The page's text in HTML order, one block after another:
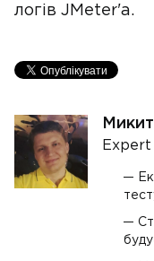
логів JMeter'a.